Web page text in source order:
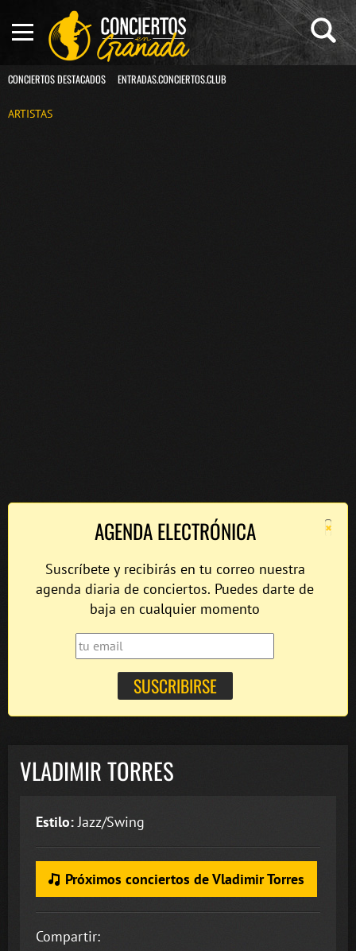
CONCIERTOS DESTACADOS ENTRADAS.CONCIERTOS.CLUB
ARTISTAS
×
AGENDA ELECTRÓNICA
Suscríbete y recibirás en tu correo nuestra
agenda diaria de conciertos. Puedes darte de
baja en cualquier momento
VLADIMIR TORRES
Estilo: Jazz/Swing
Próximos conciertos de Vladimir Torres
Compartir: